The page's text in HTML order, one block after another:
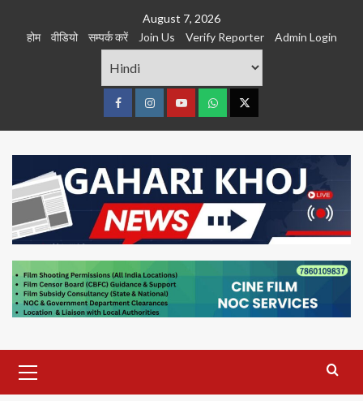
August 7, 2026
होम
वीडियो सम्पर्क करें Join Us Verify Reporter Admin Login
FacebookInstagramyoutubeWhatsTwitter
Menu